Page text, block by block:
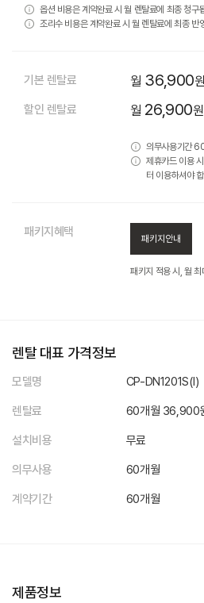
옵션 비용은 계약완료 시 월 렌탈료에 최종 청구
조리수 비용은 계약완료 시 월 렌탈료에 최종
기본 렌탈료 월 36,900원
할인 렌탈료 월 26,900원
의무사용기간
제휴카드 이용
터 이용하셔야
패키지혜택 패키지안내
패키지 적용 시, 월
렌탈 대표 가격정보
모델명 CP-DN1201S(I)
렌탈료 60개월 36,900
설치비용 무료
의무사용 60개월
계약기간 60개월
제품정보